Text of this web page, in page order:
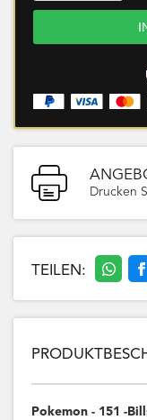
Drucken
TEILEN:
Pokemon - 151 -